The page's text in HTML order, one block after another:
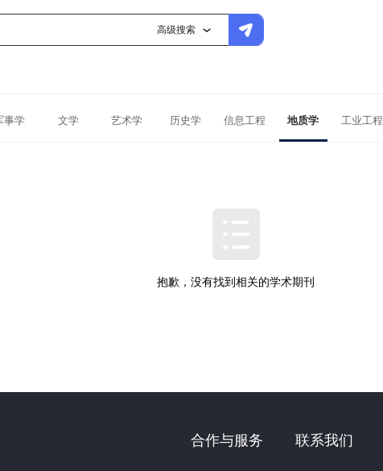
高级搜索
事学 文学 艺术学 历史学 信息工程 地质学 工业工程
抱歉，没有找到相关的学术期刊
联系我们
合作与服务